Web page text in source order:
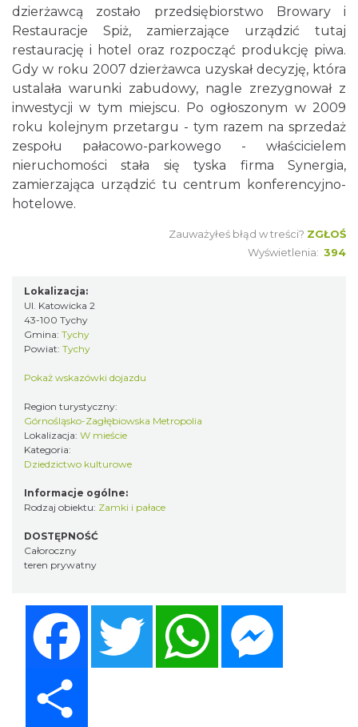
dzierżawcą zostało przedsiębiorstwo Browary i
Restauracje Spiż, zamierzające urządzić tutaj
restaurację i hotel oraz rozpocząć produkcję piwa.
Gdy w roku 2007 dzierżawca uzyskał decyzję, która
ustalała warunki zabudowy, nagle zrezygnował z
inwestycji w tym miejscu. Po ogłoszonym w 2009
roku kolejnym przetargu - tym razem na sprzedaż
zespołu pałacowo-parkowego - właścicielem
nieruchomości stała się tyska firma Synergia,
zamierzająca urządzić tu centrum konferencyjno-
hotelowe.
Zauważyłeś błąd w treści? ZGŁOŚ
Wyświetlenia: 394
Lokalizacja:
Ul. Katowicka 2
43-100 Tychy
Gmina: Tychy
Powiat: Tychy
Pokaż wskazówki dojazdu
Region turystyczny:
Górnośląsko-Zagłębiowska Metropolia
Lokalizacja: W mieście
Kategoria:
Dziedzictwo kulturowe
Informacje ogólne:
Rodzaj obiektu: Zamki i pałace
DOSTĘPNOŚĆ
Całoroczny
teren prywatny
Twitter WhatsApp